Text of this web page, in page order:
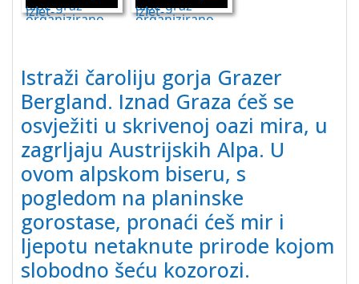
Istraži čaroliju gorja Grazer
Bergland. Iznad Graza ćeš se
osvježiti u skrivenoj oazi mira, u
zagrljaju Austrijskih Alpa. U
ovom alpskom biseru, s
pogledom na planinske
gorostase, pronaći ćeš mir i
ljepotu netaknute prirode kojom
slobodno šeću kozorozi.